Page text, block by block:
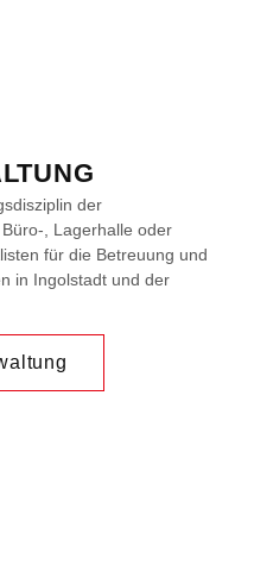
der
, Lagerhalle oder
für die Betreuung und
in Ingolstadt und der